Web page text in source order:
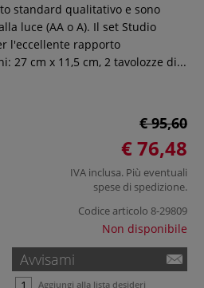
standard qualitativo e sono
luce (AA o A). Il set Studio
l'eccellente rapporto
27 cm x 11,5 cm, 2 tavolozze di...
€ 95,60
€ 76,48
IVA inclusa. Più eventuali
spese di spedizione.
Codice articolo 8-29809
Non disponibile
Avvisami
Aggiungi alla lista desideri